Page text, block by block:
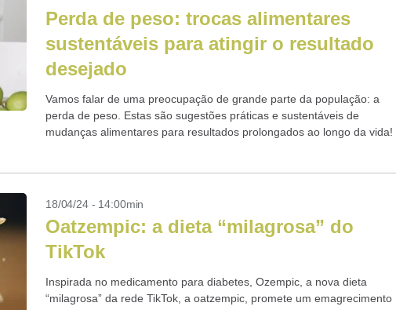
Perda de peso: trocas alimentares
sustentáveis para atingir o resultado
desejado
Vamos falar de uma preocupação de grande parte da população: a
perda de peso. Estas são sugestões práticas e sustentáveis de
mudanças alimentares para resultados prolongados ao longo da vida!
18/04/24 - 14:00min
Oatzempic: a dieta “milagrosa” do
TikTok
Inspirada no medicamento para diabetes, Ozempic, a nova dieta
“milagrosa” da rede TikTok, a oatzempic, promete um emagrecimento